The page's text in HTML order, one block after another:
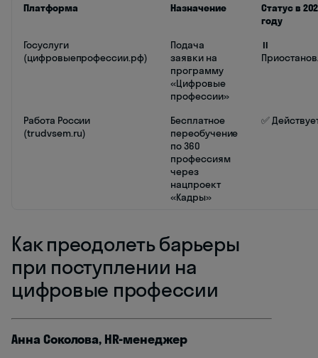
Платформа Назначение
Статус в
году
Госуслуги
(цифровыепрофессии.рф)
Подача
заявки на
программу
«Цифровые
профессии»
⏸️
Работа России
(trudvsem.ru)
Бесплатное
переобучение
по 360
профессиям
через
нацпроект
«Кадры»
✅
Как преодолеть барьеры
при поступлении на
цифровые профессии
Анна Соколова, HR-менеджер